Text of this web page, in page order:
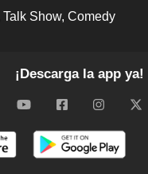
Talk Show Comedy
¡Descarga la app ya!